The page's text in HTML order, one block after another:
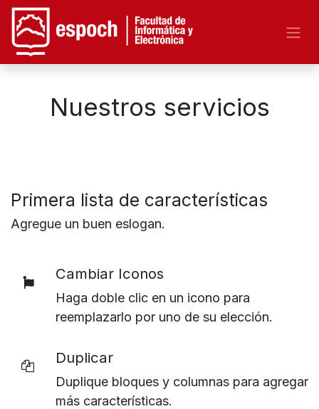
Nuestros servicios
Primera lista de características
Agregue un buen eslogan.
Cambiar Iconos
Haga doble clic en un icono para
reemplazarlo por uno de su elección.
Duplicar
Duplique bloques y columnas para agregar
más características.